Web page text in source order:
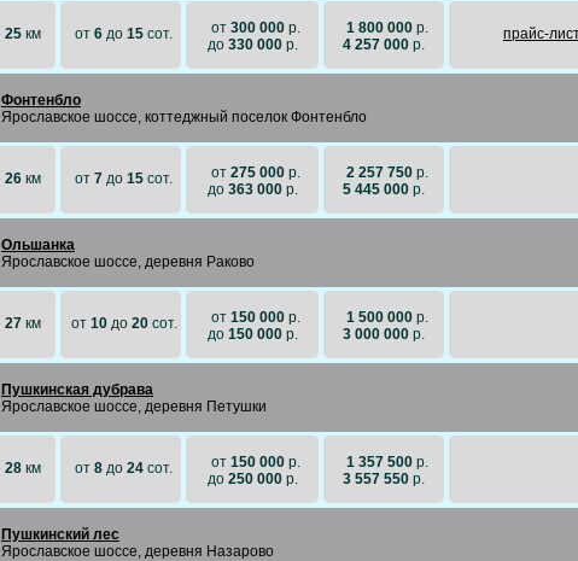
25км от 6 до 15 сот. от 300 000р.
до 330 000р.
1 800 000р.
4 257 000 р.
прайc-
Фонтенбло
Ярославское шоссе, коттеджный поселок Фонтенбло
26км от 7 до 15 сот. от 275 000р.
до 363 000р.
2 257 750р.
5 445 000 р.
Ольшанка
Ярославское шоссе, деревня Раково
27км от 10до 20сот. от 150 000р.
до 150 000р.
1 500 000р.
3 000 000 р.
Пушкинская дубрава
Ярославское шоссе, деревня Петушки
28км от 8 до 24 сот. от 150 000р.
до 250 000р.
1 357 500р.
3 557 550 р.
Пушкинский лес
Ярославское шоссе, деревня Назарово